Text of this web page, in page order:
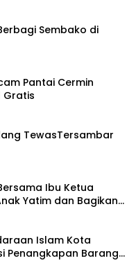
Sembako di
Pantai Cermin
Gratis
TewasTersambar
Ibu Ketua
Yatim dan Bagikan
Islam Kota
Penangkapan Barang